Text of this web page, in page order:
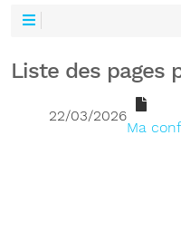
Liste des pages
22/03/2026
Ma